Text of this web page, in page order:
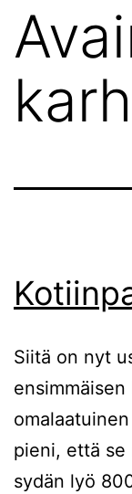
Siitä on nyt
pieni, että se
sydän lyö